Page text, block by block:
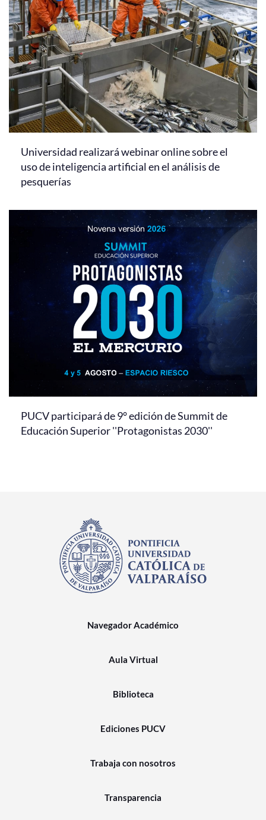
Universidad realizará webinar online sobre el
uso de inteligencia artificial en el análisis de
pesquerías
PUCV participará de 9° edición de Summit de
Educación Superior ''Protagonistas 2030''
Navegador Académico
Aula Virtual
Biblioteca
Ediciones PUCV
Trabaja con nosotros
Transparencia